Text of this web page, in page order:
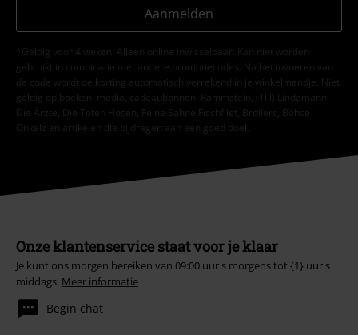
Aanmelden
*Geldig voor 4 weken. Alleen online inwisselbaar. Kan niet worden
gebruikt in combinatie met andere promotiecodes. Na het invoeren van
de code wordt de korting automatisch verrekend in je winkelmandje. Niet
geldig op boeken, media, cadeaubonnen, Rammstein, (Till) Lindemann,
Die Ärzte, Die Toten Hosen, Feine Sahne Fischfilet, Broilers, Böhse
Onkelz en artikelen die bijdragen aan een goed doel.
Onze klantenservice staat voor je klaar
Je kunt ons morgen bereiken van 09:00 uur s morgens tot {1} uur s
middags. Meer informatie
Begin chat